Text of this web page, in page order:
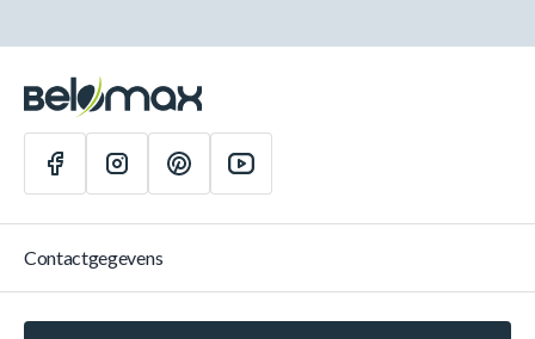
Contactgegevens